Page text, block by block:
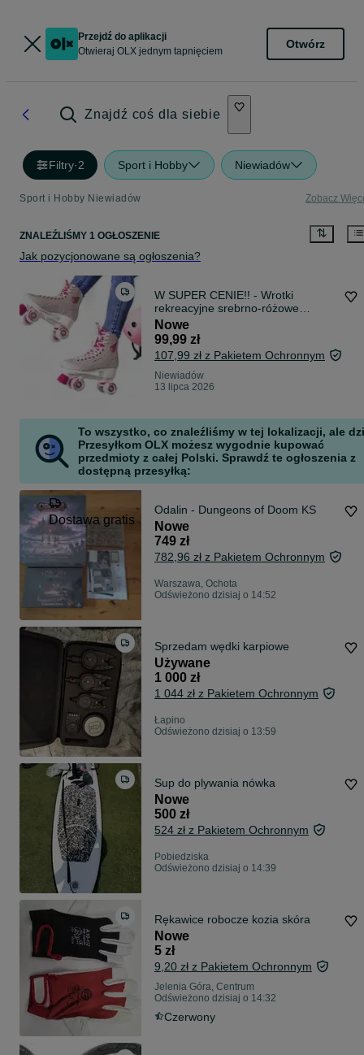
Przejdź do aplikacji
Otwieraj OLX jednym tapnięciem
Otwórz
Znajdź coś dla siebie
Filtry·2 Sport i Hobby Niewiadów
Sport i Hobby Niewiadów Zobacz
ZNALEŹLIŚMY 1 OGŁOSZENIE
Jak pozycjonowane są ogłoszenia?
W SUPER CENIE!! - Wrotki
rekreacyjne srebrno-różowe
dziecięce ABEC7 NQ14198
Nowe
99,99 zł
107,99 zł z Pakietem Ochronnym
Niewiadów
13 lipca 2026
To wszystko, co znaleźliśmy w tej lokalizacji, ale
Przesyłkom OLX możesz wygodnie kupować
przedmioty z całej Polski. Sprawdź te ogłoszenia z
dostępną przesyłką:
Dostawa gratis
Odalin - Dungeons of Doom KS
Nowe
749 zł
782,96 zł z Pakietem Ochronnym
Warszawa, Ochota
Odświeżono dzisiaj o 14:52
Sprzedam wędki karpiowe
Używane
1 000 zł
1 044 zł z Pakietem Ochronnym
Łapino
Odświeżono dzisiaj o 13:59
Sup do plywania nówka
Nowe
500 zł
524 zł z Pakietem Ochronnym
Pobiedziska
Odświeżono dzisiaj o 14:39
Rękawice robocze kozia skóra
Nowe
5 zł
9,20 zł z Pakietem Ochronnym
Jelenia Góra, Centrum
Odświeżono dzisiaj o 14:32
Czerwony